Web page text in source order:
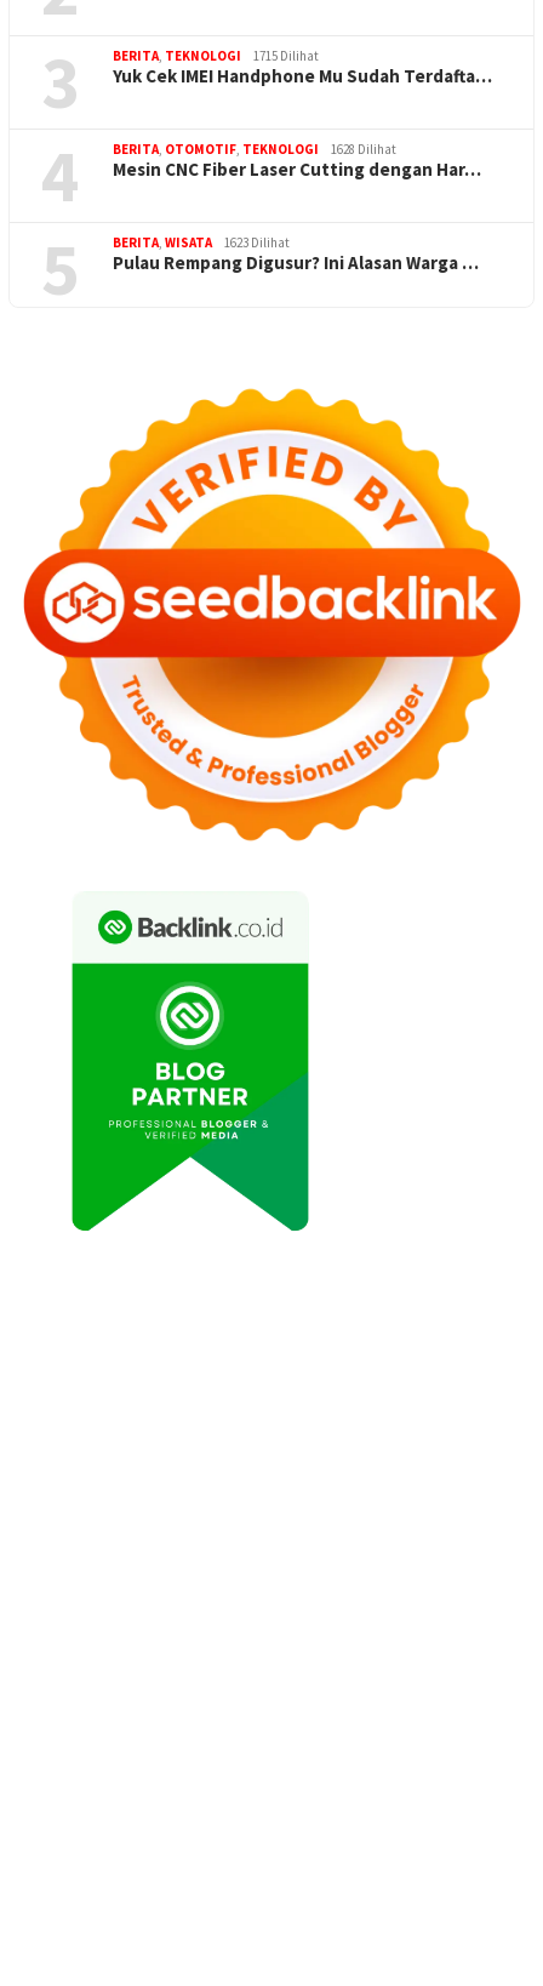
3
BERITA, TEKNOLOGI 1715 Dilihat
Yuk Cek IMEI Handphone Mu Sudah Terdafta…
4 BERITA, OTOMOTIF, TEKNOLOGI 1628 Dilihat
Mesin CNC Fiber Laser Cutting dengan Har…
5 BERITA, WISATA 1623 Dilihat
Pulau Rempang Digusur? Ini Alasan Warga …